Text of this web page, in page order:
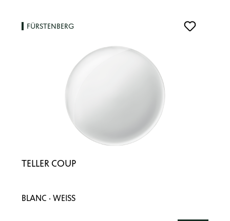
FÜRSTENBERG
TELLER COUP
BLANC · WEISS